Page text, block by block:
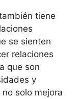
tiene
se sienten
relaciones
que son
y
solo mejora